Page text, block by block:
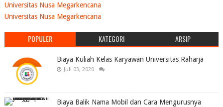
Universitas Nusa Megarkencana
Universitas Nusa Megarkencana
POPULER KATEGORI ARSIP
Biaya Kuliah Kelas Karyawan Universitas Raharja
Juli 03, 2020
Biaya Balik Nama Mobil dan Cara Mengurusnya